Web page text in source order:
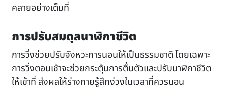
คลายอย่างเต็มที่
การปรับสมดุลนาฬิกาชีวิต
การวิ่งช่วยปรับจังหวะการนอนให้เป็นธรรมชาติ โดยเฉพาะ
การวิ่งตอนเช้าจะช่วยกระตุ้นการตื่นตัวและปรับนาฬิกาชีวิต
ให้เข้าที่ ส่งผลให้ร่างกายรู้สึกง่วงในเวลาที่ควรนอน